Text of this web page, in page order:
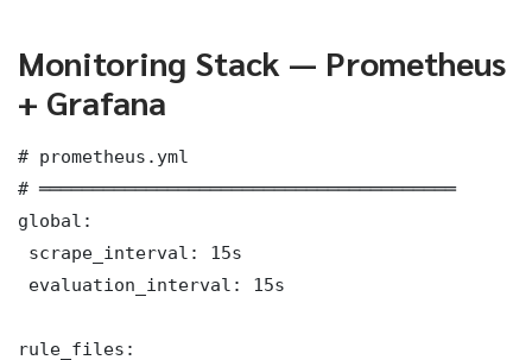
Monitoring Stack — Prometheus
+ Grafana
# prometheus.yml
# ═══════════════════════════════════════
global:
scrape_interval: 15s
evaluation_interval: 15s
rule_files: